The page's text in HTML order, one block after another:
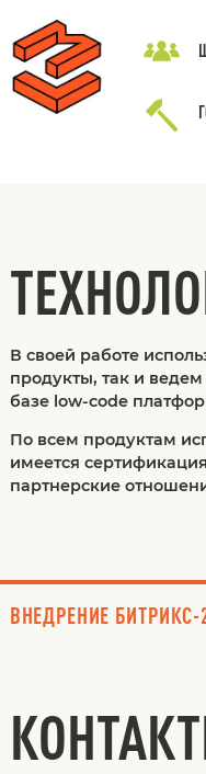
В своей работе
продукты, так и
базе low-code
По всем продуктам
имеется
партнерские
ВНЕДРЕНИЕ БИТРИКС-